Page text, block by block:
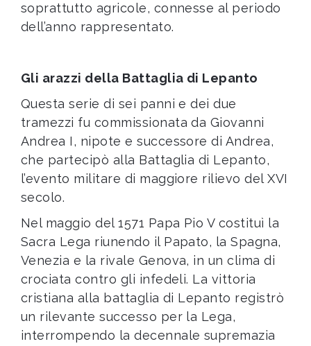
soprattutto agricole, connesse al periodo
dell’anno rappresentato.
Gli arazzi della Battaglia di Lepanto
Questa serie di sei panni e dei due
tramezzi fu commissionata da Giovanni
Andrea I, nipote e successore di Andrea,
che partecipò alla Battaglia di Lepanto,
l’evento militare di maggiore rilievo del XVI
secolo.
Nel maggio del 1571 Papa Pio V costituì la
Sacra Lega riunendo il Papato, la Spagna,
Venezia e la rivale Genova, in un clima di
crociata contro gli infedeli. La vittoria
cristiana alla battaglia di Lepanto registrò
un rilevante successo per la Lega,
interrompendo la decennale supremazia